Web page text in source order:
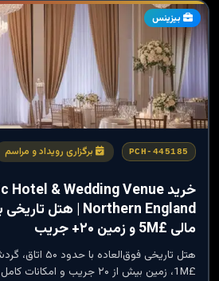
بیزینس
PCH-445185 برگزاری رویداد و مراسم
مالی £5M و زمین ۲۰+ جریب
£1M، زمین بیش از ۲۰ جریب و امکانات کامل عروسی، رستوران و بار.